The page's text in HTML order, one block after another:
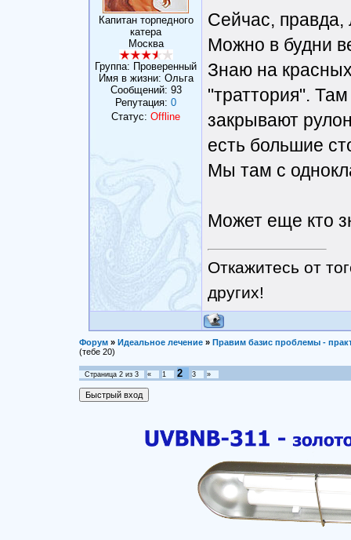
Капитан торпедного
катера
Москва
Группа: Проверенный
Имя в жизни: Ольга
Сообщений: 93
Репутация: 0
Статус: Offline
Сейчас, правда,
Можно в будни
Знаю на
"траттория".
закрывают
есть большие
Мы там с
Может еще кто
Откажитесь от
других!
Форум » Идеальное лечение » Правим базис проблемы -
(тебе 20)
Страница 2 из 3 « 1 2 3 »